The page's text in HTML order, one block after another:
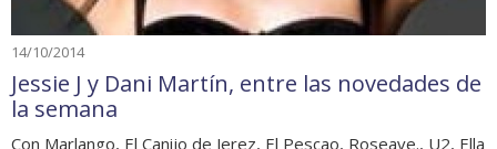
14/10/2014
Jessie J y Dani Martín, entre las novedades de
la semana
Con Marlango, El Canijo de Jerez, El Pescao, Roseave., U2, Ella